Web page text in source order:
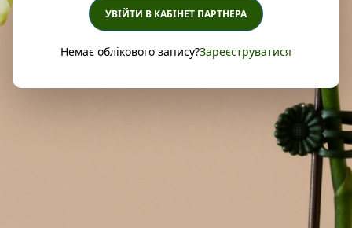
УВІЙТИ В КАБІНЕТ ПАРТНЕРА
Немає облікового запису?Зареєструватися